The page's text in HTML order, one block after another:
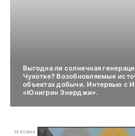
Выгодна ли солнечная
Чукотке? Возобновляемые
объектах добычи. Интервью с
«Юнигрин Энерджи».
РЕКЛАМА